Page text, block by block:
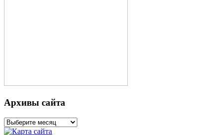
Архивы сайта
Архивы
сайта